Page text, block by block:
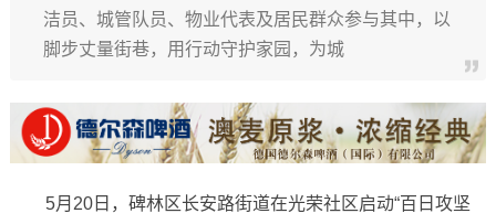
洁员、城管队员、物业代表及居民群众参与其中，以
脚步丈量街巷，用行动守护家园，为城
5月20日，碑林区长安路街道在光荣社区启动“百日攻坚